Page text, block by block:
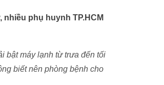
phụ huynh TP.HCM
bật máy lạnh từ trưa đến tối
biết nên phòng bệnh cho